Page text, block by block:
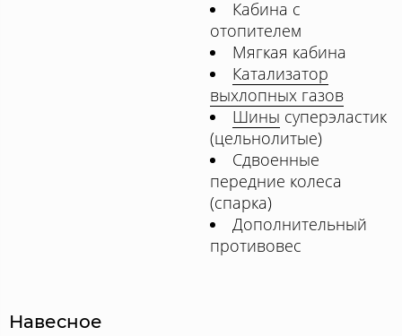
Кабина с
отопителем
Мягкая кабина
Катализатор
выхлопных газов
Шины суперэластик
(цельнолитые)
Сдвоенные
передние колеса
(спарка)
Дополнительный
противовес
Навесное